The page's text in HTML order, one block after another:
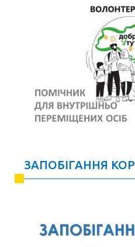
ЗАПОБІГАННЯ